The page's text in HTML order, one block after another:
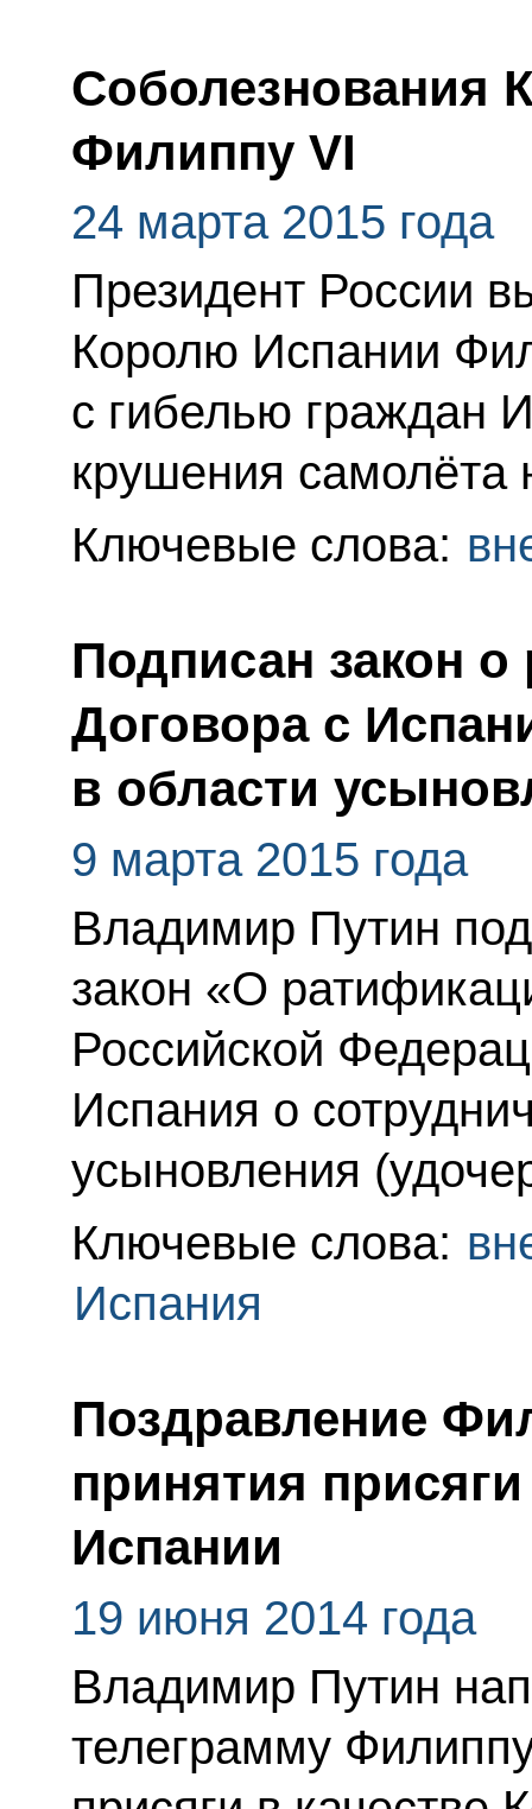
Соболезнования
Филиппу VI
24 марта 2015 года
Президент России
Королю Испании
с гибелью граждан
крушения самолёта
Ключевые слова:
Подписан закон
Договора с
в области
9 марта 2015 года
Владимир Путин
закон «О
Российской
Испания о
усыновления
Ключевые слова:
Испания
Поздравление
принятия
Испании
19 июня 2014 года
Владимир Путин
телеграмму